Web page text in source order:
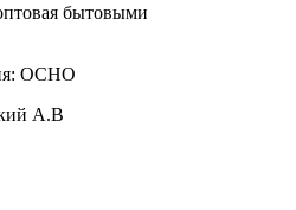
бытовыми
ОСНО
А.В